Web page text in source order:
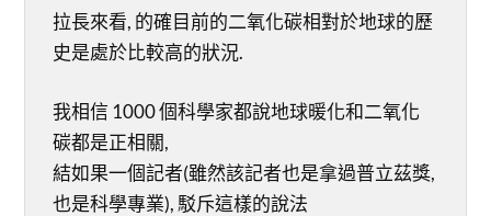
拉長來看, 的確目前的二氧化碳相對於地球的歷
史是處於比較高的狀況.
我相信 1000 個科學家都說地球暖化和二氧化
碳都是正相關,
結如果一個記者(雖然該記者也是拿過普立茲獎,
也是科學專業), 駁斥這樣的說法